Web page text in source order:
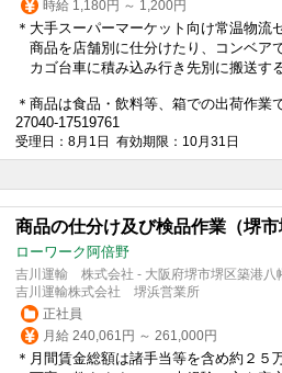
時給 1,180円 ～ 1,200円
＊大手スーパーマーケット向け常温物流
商品を店舗別に仕分けたり、コンベア
カゴ台車に積み込み行き先別に搬送す
＊商品は食品・飲料等、箱での出荷作業
27040-17519761
受理日：8月1日 有効期限：10月31日
商品の仕分け及び検品作業（堺
ローワーク阿倍野
吉川運輸 株式会社 - 大阪府堺市堺区築港八
吉川運輸株式会社 堺浜営業所
正社員
月給 240,061円 ～ 261,000円
＊月間賃金総額は諸手当等を含め約２５